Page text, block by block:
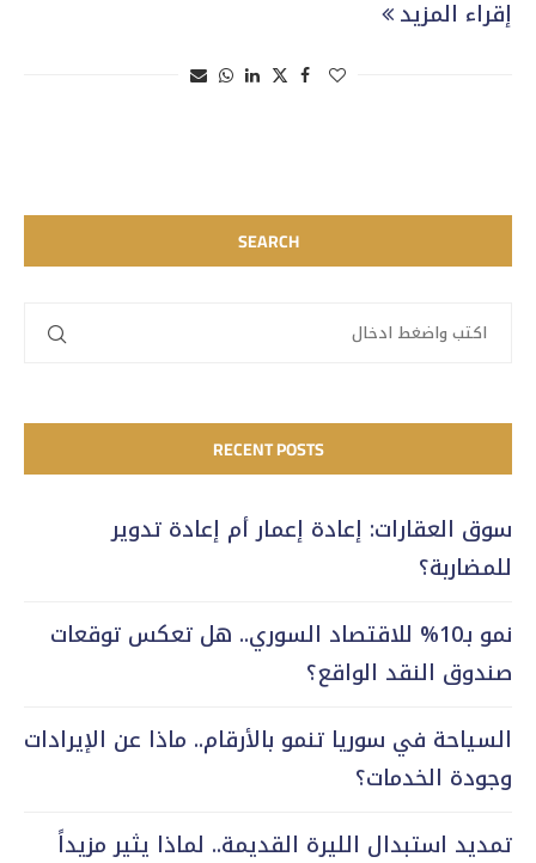
إقراء المزيد
SEARCH
RECENT POSTS
سوق العقارات: إعادة إعمار أم إعادة تدوير
للمضاربة؟
نمو بـ10% للاقتصاد السوري.. هل تعكس توقعات
صندوق النقد الواقع؟
السياحة في سوريا تنمو بالأرقام.. ماذا عن الإيرادات
وجودة الخدمات؟
تمديد استبدال الليرة القديمة.. لماذا يثير مزيداً